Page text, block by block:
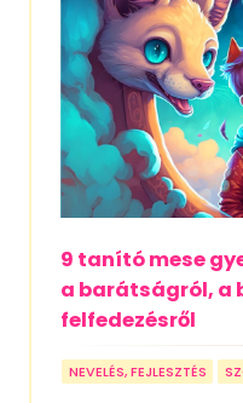
9 tanító mese
a barátságról, a
felfedezésről
NEVELÉS, FEJLESZTÉS